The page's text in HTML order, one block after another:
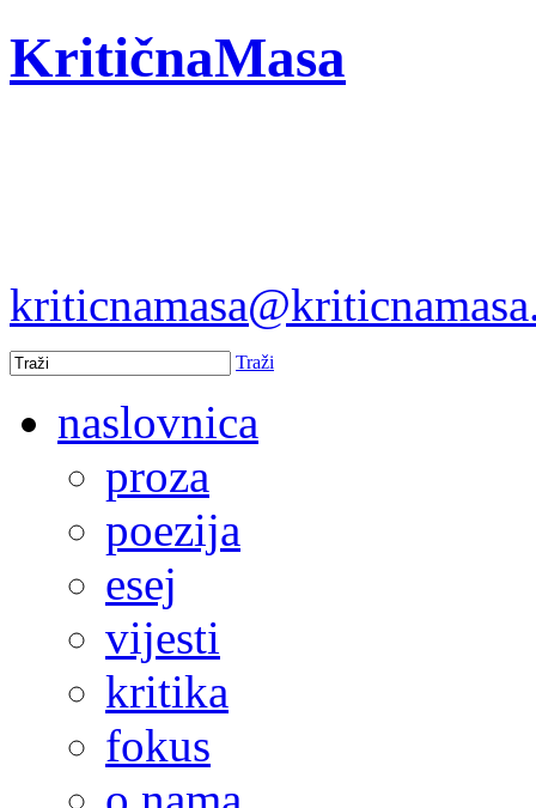
KritičnaMasa
Traži
naslovnica
proza
poezija
esej
vijesti
kritika
fokus